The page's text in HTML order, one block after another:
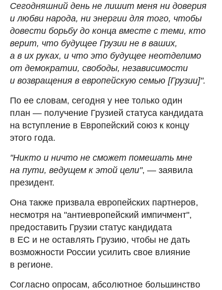
Сегодняшний день не лишит меня ни доверия
и любви народа, ни энергии для того, чтобы
довести борьбу до конца вместе с теми, кто
верит, что будущее Грузии не в ваших,
а в их руках, и что это будущее неотделимо
от демократии, свободы, независимости
и возвращения в европейскую семью [Грузии]".
По ее словам, сегодня у нее только один
план — получение Грузией статуса кандидата
на вступление в Европейский союз к концу
этого года.
"Никто и ничто не сможет помешать мне
на пути, ведущем к этой цели", — заявила
президент.
Она также призвала европейских партнеров,
несмотря на "антиевропейский импичмент",
предоставить Грузии статус кандидата
в ЕС и не оставлять Грузию, чтобы не дать
возможности России усилить свое влияние
в регионе.
Согласно опросам, абсолютное большинство